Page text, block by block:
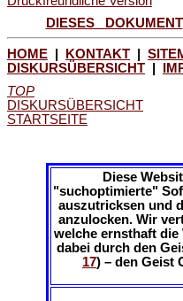
DIESES DOKUMENT
HOME KONTAKT
DISKURSÜBERSICHT
TOP
DISKURSÜBERSICHT
STARTSEITE
Diese
"suchoptimierte"
auszutricksen und
anzulocken. Wir
welche ernsthaft die
dabei durch den
17) – den Geist